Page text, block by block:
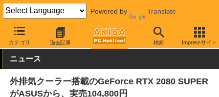
Powered by Translate
カテゴリ 過去記事 検索 Impressサイト
AKIBA PC Hotline! PCパーツ ビデオカード（グラフィックボード
ニュース
外排気クーラー搭載のGeForce RTX 2080 SUPER
がASUSから、実売104,800円